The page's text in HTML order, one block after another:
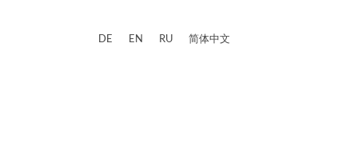
DE EN RU 简体中文